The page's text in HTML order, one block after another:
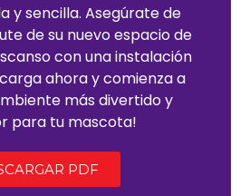
y sencilla. Asegúrate de
de su nuevo espacio de
con una instalación
ahora y comienza a
más divertido y
para tu mascota!
PDF